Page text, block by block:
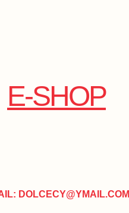
E-SHOP
DOLCECY@YMAIL.COM